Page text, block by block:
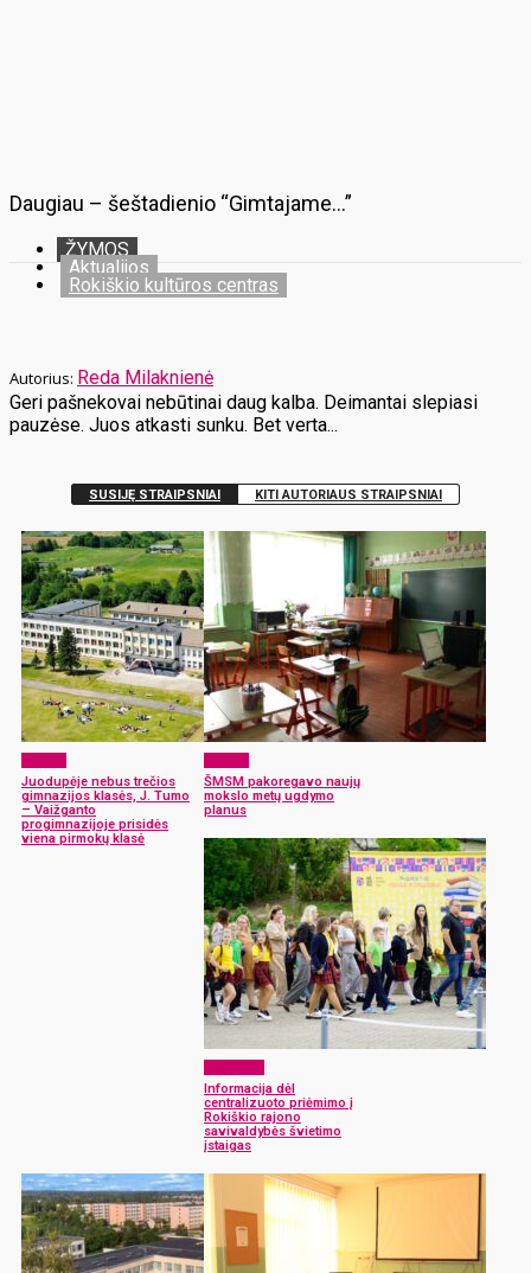
Daugiau – šeštadienio “Gimtajame…”
ŽYMOS
Aktualijos
Rokiškio kultūros centras
Reda Milaknienė
Geri pašnekovai nebūtinai daug kalba. Deimantai slepiasi
pauzėse. Juos atkasti sunku. Bet verta...
SUSIJĘ STRAIPSNIAI KITI AUTORIAUS STRAIPSNIAI
Juodupėje nebus trečios
gimnazijos klasės, J. Tumo
– Vaižganto
progimnazijoje prisidės
viena pirmokų klasė
ŠMSM pakoregavo naujų
mokslo metų ugdymo
planus
Informacija dėl
centralizuoto priėmimo į
Rokiškio rajono
savivaldybės švietimo
įstaigas